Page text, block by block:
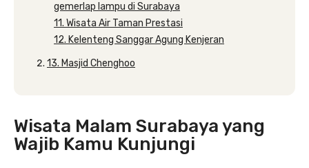
gemerlap lampu di Surabaya
11. Wisata Air Taman Prestasi
12. Kelenteng Sanggar Agung Kenjeran
13. Masjid Chenghoo
Wisata Malam Surabaya yang
Wajib Kamu Kunjungi